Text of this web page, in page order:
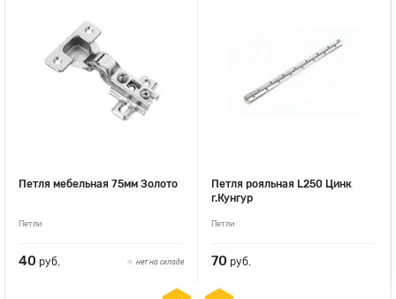
Петля мебельная 75мм Золото
Петли
40 руб. нет на складе
Петля рояльная L250 Цинк
г.Кунгур
Петли
70 руб.